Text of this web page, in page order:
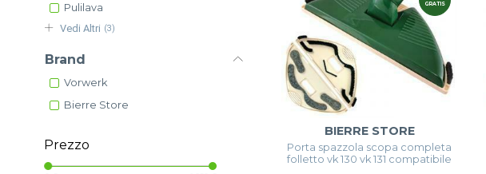
Pulilava
Vedi Altri (3)
Brand
Vorwerk
Bierre Store
Prezzo
GRATIS
BIERRE STORE
Porta spazzola scopa completa
folletto vk 130 vk 131 compatibile